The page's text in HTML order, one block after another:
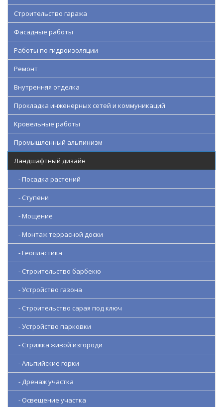
Строительство гаража
Фасадные работы
Работы по гидроизоляции
Ремонт
Внутренняя отделка
Прокладка инженерных сетей и коммуникаций
Кровельные работы
Промышленный альпинизм
Ландшафтный дизайн
- Посадка растений
- Ступени
- Мощение
- Монтаж террасной доски
- Геопластика
- Строительство барбекю
- Устройство газона
- Строительство сарая под ключ
- Устройство парковки
- Стрижка живой изгороди
- Альпийские горки
- Дренаж участка
- Освещение участка